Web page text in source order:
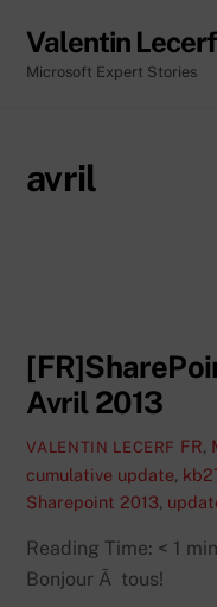
content
Valentin
Microsoft Expert Stories
avril
Avril 2013
VALENTIN LECERF FR,
cumulative update,
Sharepoint 2013,
Reading Time: < 1
Bonjour Ã tous!